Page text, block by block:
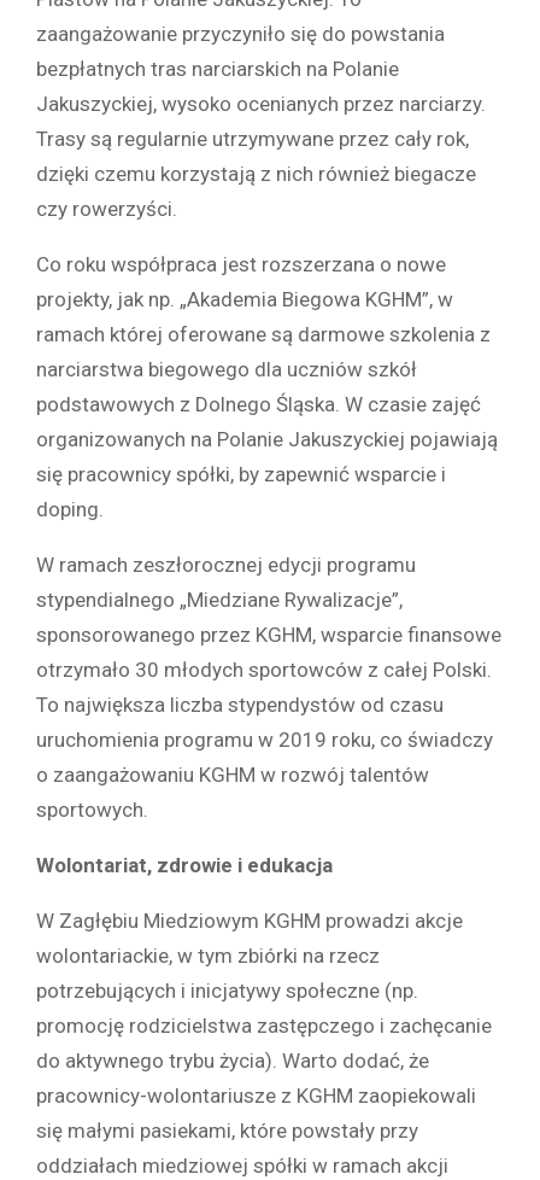
zaangażowanie przyczyniło się do powstania
bezpłatnych tras narciarskich na Polanie
Jakuszyckiej, wysoko ocenianych przez narciarzy.
Trasy są regularnie utrzymywane przez cały rok,
dzięki czemu korzystają z nich również biegacze
czy rowerzyści.
Co roku współpraca jest rozszerzana o nowe
projekty, jak np. „Akademia Biegowa KGHM”, w
ramach której oferowane są darmowe szkolenia z
narciarstwa biegowego dla uczniów szkół
podstawowych z Dolnego Śląska. W czasie zajęć
organizowanych na Polanie Jakuszyckiej pojawiają
się pracownicy spółki, by zapewnić wsparcie i
doping.
W ramach zeszłorocznej edycji programu
stypendialnego „Miedziane Rywalizacje”,
sponsorowanego przez KGHM, wsparcie finansowe
otrzymało 30 młodych sportowców z całej Polski.
To największa liczba stypendystów od czasu
uruchomienia programu w 2019 roku, co świadczy
o zaangażowaniu KGHM w rozwój talentów
sportowych.
Wolontariat, zdrowie i edukacja
W Zagłębiu Miedziowym KGHM prowadzi akcje
wolontariackie, w tym zbiórki na rzecz
potrzebujących i inicjatywy społeczne (np.
promocję rodzicielstwa zastępczego i zachęcanie
do aktywnego trybu życia). Warto dodać, że
pracownicy-wolontariusze z KGHM zaopiekowali
się małymi pasiekami, które powstały przy
oddziałach miedziowej spółki w ramach akcji